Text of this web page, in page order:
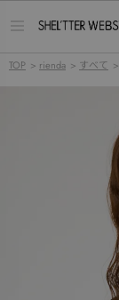
ー
TOP > rienda > すべて >